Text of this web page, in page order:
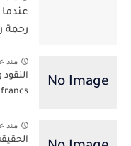
عندما
رحمة
منذ
francs...
منذ